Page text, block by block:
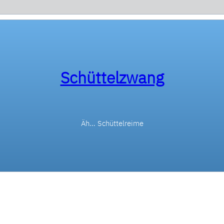
Schüttelzwang
Äh… Schüttelreime